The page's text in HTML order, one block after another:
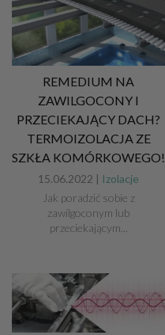
REMEDIUM NA
ZAWILGOCONY I
PRZECIEKAJĄCY DACH?
TERMOIZOLACJA ZE
SZKŁA KOMÓRKOWEGO!
15.06.2022 | Izolacje
Jak poradzić sobie z
zawilgoconym lub
przeciekającym...